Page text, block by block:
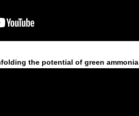
the potential of green ammonia